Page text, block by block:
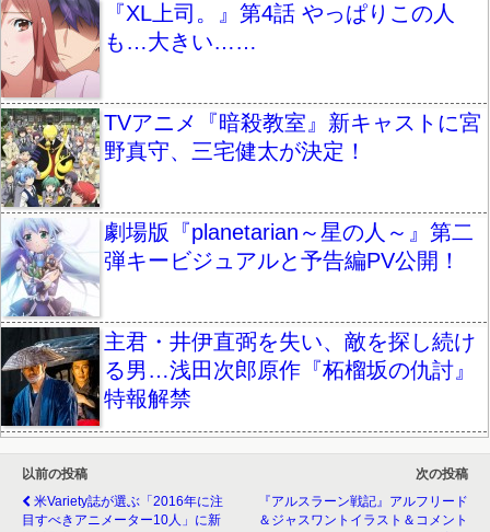
『XL上司。』第4話 やっぱりこの人
も…大きい……
TVアニメ『暗殺教室』新キャストに宮
野真守、三宅健太が決定！
劇場版『planetarian～星の人～』第二
弾キービジュアルと予告編PV公開！
主君・井伊直弼を失い、敵を探し続け
る男…浅田次郎原作『柘榴坂の仇討』
特報解禁
以前の投稿
米Variety誌が選ぶ「2016年に注
目すべきアニメーター10人」に新
次の投稿
『アルスラーン戦記』アルフリード
＆ジャスワントイラスト＆コメント